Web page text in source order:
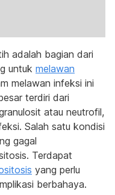
adalah bagian dari
untuk melawan
melawan infeksi ini
terdiri dari
atau neutrofil,
Salah satu kondisi
gagal
Terdapat
yang perlu
berbahaya.